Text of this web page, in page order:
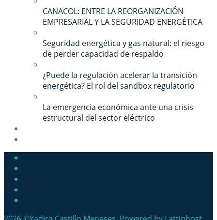
CANACOL: ENTRE LA REORGANIZACIÓN
EMPRESARIAL Y LA SEGURIDAD ENERGÉTICA
Seguridad energética y gas natural: el riesgo
de perder capacidad de respaldo
¿Puede la regulación acelerar la transición
energética? El rol del sandbox regulatorio
La emergencia económica ante una crisis
estructural del sector eléctrico